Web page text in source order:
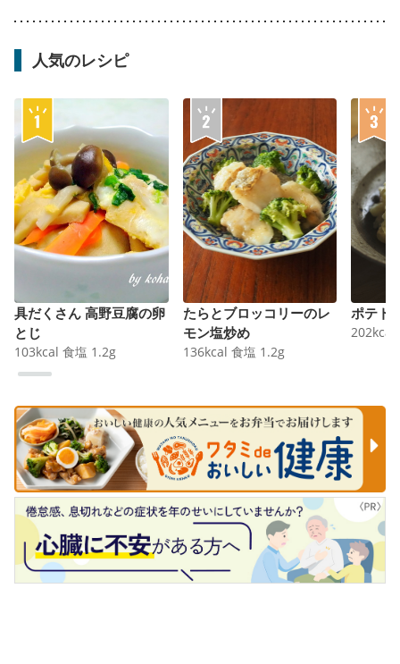
人気のレシピ
具だくさん 高野豆腐の卵
とじ
103kcal 食塩 1.2g
たらとブロッコリーのレ
モン塩炒め
136kcal 食塩 1.2g
ポテト
202kcal